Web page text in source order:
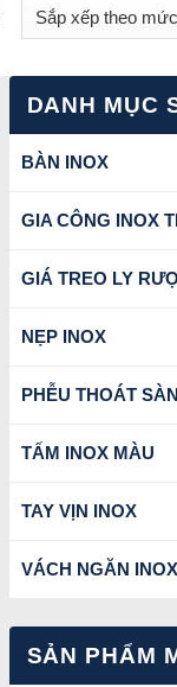
DANH MỤC
BÀN INOX
GIA CÔNG INOX
GIÁ TREO LY
NẸP INOX
PHỄU THOÁT SÀN
TẤM INOX MÀU
TAY VỊN INOX
VÁCH NGĂN INOX
SẢN PHẨM